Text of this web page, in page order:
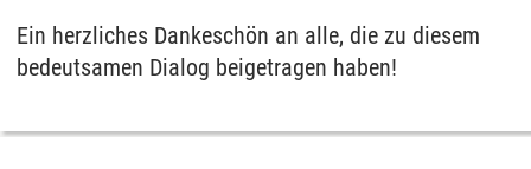
Ein herzliches Dankeschön an alle, die zu diesem
bedeutsamen Dialog beigetragen haben!